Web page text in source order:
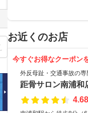
お近くのお店
今すぐお得なクーポン
外反母趾・交通事故の専
距骨サロン南浦
4.68